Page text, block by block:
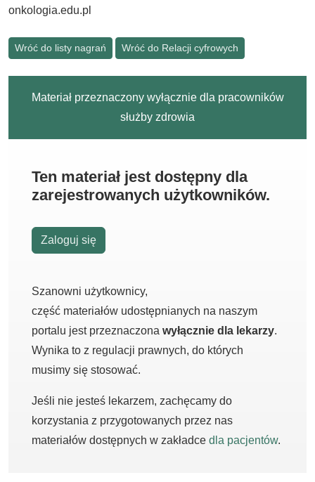
onkologia.edu.pl
Wróć do listy nagrań Wróć do Relacji cyfrowych
Materiał przeznaczony wyłącznie dla pracowników
służby zdrowia
Ten materiał jest dostępny dla
zarejestrowanych użytkowników.
Zaloguj się
Szanowni użytkownicy,
część materiałów udostępnianych na naszym
portalu jest przeznaczona wyłącznie dla lekarzy.
Wynika to z regulacji prawnych, do których
musimy się stosować.
Jeśli nie jesteś lekarzem, zachęcamy do
korzystania z przygotowanych przez nas
materiałów dostępnych w zakładce dla pacjentów.